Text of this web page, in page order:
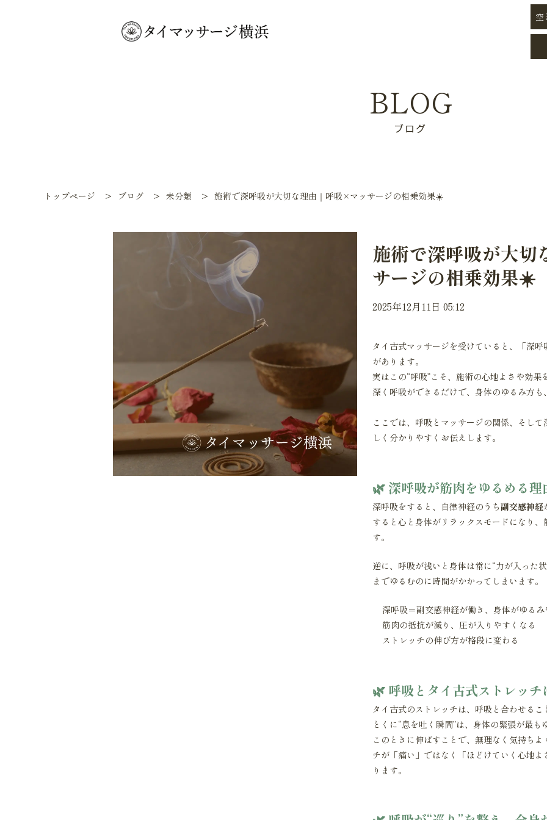
空
ブログ
BLOG
トップページ > ブログ > 未分類 > 施術で深呼吸が大切な理由｜呼吸×マッサージの相乗効果☀️
施術で深呼吸が大
サージの相乗効果☀️
2025年12月11日 05:12
タイ古式マッサージを受けていると、「深
があります。
実はこの“呼吸”こそ、施術の心地よさや効
深く呼吸ができるだけで、身体のゆるみ方
ここでは、呼吸とマッサージの関係、そし
しく分かりやすくお伝えします。
🌿 深呼吸が筋肉をゆるめる理
深呼吸をすると、自律神経のうち副交感神経
すると心と身体がリラックスモードになり
す。
逆に、呼吸が浅いと身体は常に“力が入った
までゆるむのに時間がかかってしまいます。
深呼吸＝副交感神経が働き、身体がゆる
筋肉の抵抗が減り、圧が入りやすくなる
ストレッチの伸び方が格段に変わる
🌿 呼吸とタイ古式ストレッチ
タイ古式のストレッチは、呼吸と合わせる
とくに“息を吐く瞬間”は、身体の緊張が最も
このときに伸ばすことで、無理なく気持ち
チが「痛い」ではなく「ほどけていく心地
ります。